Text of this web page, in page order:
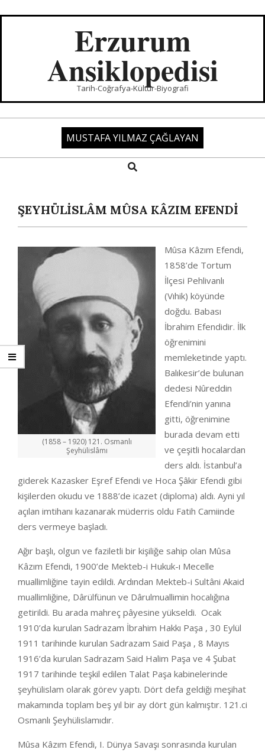
Erzurum
Ansiklopedisi
Tarih-Coğrafya-Kültür-Biyografi
MUSTAFA YILMAZ ÇAĞLAYAN
Search
ŞEYHÜLİSLÂM MÛSA KÂZIM EFENDİ
(1858 – 1920) 121. Osmanlı
Şeyhülislâmı
Mûsa Kâzım Efendi,
1858’de Tortum
İlçesi Pehlivanlı
(Vıhik) köyünde
doğdu. Babası
İbrahim Efendidir. İlk
öğrenimini
memleketinde yaptı.
Balıkesir’de bulunan
dedesi Nûreddin
Efendi’nin yanına
gitti, öğrenimine
burada devam etti
ve çeşitli hocalardan
ders aldı. İstanbul’a
giderek Kazasker Eşref Efendi ve Hoca Şâkir Efendi gibi
kişilerden okudu ve 1888’de icazet (diploma) aldı. Ayni yıl
açılan imtihanı kazanarak müderris oldu Fatih Camiinde
ders vermeye başladı.
Ağır başlı, olgun ve faziletli bir kişiliğe sahip olan Mûsa
Kâzım Efendi, 1900’de Mekteb-i Hukuk-ı Mecelle
muallimliğine tayin edildi. Ardından Mekteb-i Sultâni Akaid
muallimliğine, Dârülfünun ve Dârulmuallimin hocalığına
getirildi. Bu arada mahreç pâyesine yükseldi. Ocak
1910’da kurulan Sadrazam İbrahim Hakkı Paşa , 30 Eylül
1911 tarihinde kurulan Sadrazam Said Paşa , 8 Mayıs
1916’da kurulan Sadrazam Said Halim Paşa ve 4 Şubat
1917 tarihinde teşkil edilen Talat Paşa kabinelerinde
şeyhülislam olarak görev yaptı. Dört defa geldiği meşihat
makamında toplam beş yıl bir ay dört gün kalmıştır. 121.ci
Osmanlı Şeyhülislamıdır.
Mûsa Kâzım Efendi, I. Dünya Savaşı sonrasında kurulan